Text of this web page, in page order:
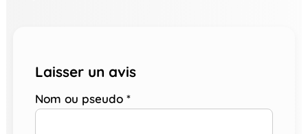
Laisser un avis
Nom ou pseudo *